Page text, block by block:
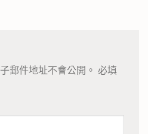
郵件地址不會公開。 必填